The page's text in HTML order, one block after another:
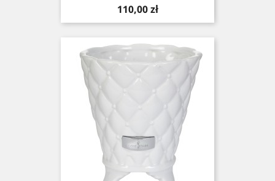
Cena
110,00 zł